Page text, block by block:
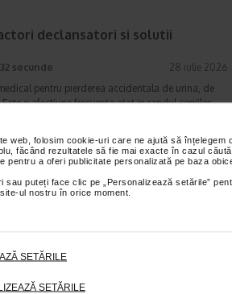
folosim cookie-uri care ne ajută să înțelegem
făcând rezultatele să fie mai exacte în cazul
a oferi publicitate personalizată pe baza
puteți face clic pe „Personalizează setările”
ul nostru în orice moment.
SETĂRILE
SETĂRILE
declansatori si solutii
secunde
28 iulie 2026
pentru pierderea accidentala de urina, de
o afectiune frecventa atat in randul copiilor,
cand indica o afectiune si cum o
macar o data dupa masa o senzatie de prea
apare ocazional…